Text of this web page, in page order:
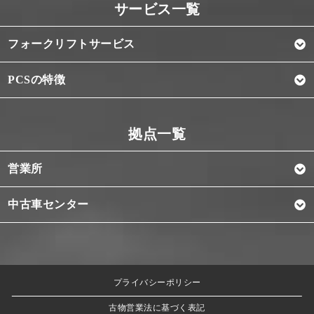
フォークリフトサービス
PCSの特徴
営業所
中古車センター
プライバシーポリシー
古物営業法に基づく表記